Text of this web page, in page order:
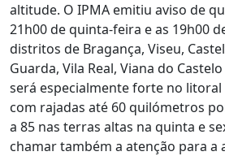
altitude. O IPMA emitiu aviso de
21h00 de quinta-feira e as 19h00
distritos de Bragança, Viseu,
Guarda, Vila Real, Viana do
será especialmente forte no litoral
com rajadas até 60 quilómetros
a 85 nas terras altas na quinta e
chamar também a atenção para a